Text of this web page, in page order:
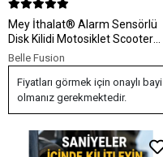
Mey İthalat® Alarm Sensörlü
Disk Kilidi Motosiklet Scooter
Bisiklet Güvenlik Yeni Nesil
Belle Fusion
Fiyatları görmek için onaylı bayi
olmanız gerekmektedir.